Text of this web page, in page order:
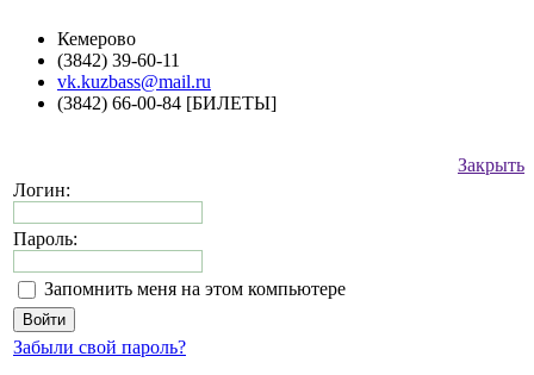
Кемерово
(3842) 39-60-11
vk.kuzbass@mail.ru
(3842) 66-00-84 [БИЛЕТЫ]
Закрыть
Логин:
Пароль:
Запомнить меня на этом компьютере
Забыли свой пароль?